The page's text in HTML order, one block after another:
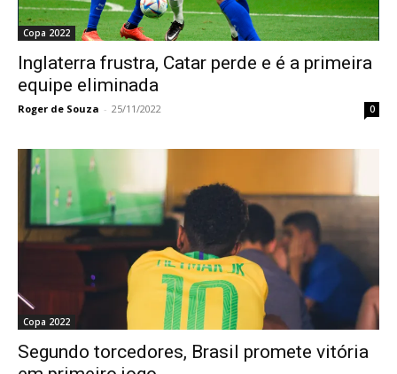
Copa 2022
Inglaterra frustra, Catar perde e é a primeira
equipe eliminada
Roger de Souza - 25/11/2022 0
Copa 2022
Segundo torcedores, Brasil promete vitória